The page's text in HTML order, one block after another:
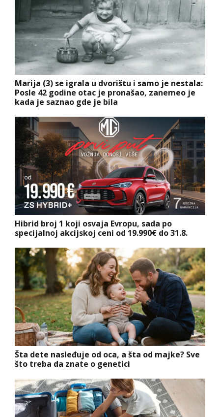
Marija (3) se igrala u dvorištu i samo je nestala:
Posle 42 godine otac je pronašao, zanemeo je
kada je saznao gde je bila
Hibrid broj 1 koji osvaja Evropu, sada po
specijalnoj akcijskoj ceni od 19.990€ do 31.8.
Šta dete nasleđuje od oca, a šta od majke? Sve
što treba da znate o genetici